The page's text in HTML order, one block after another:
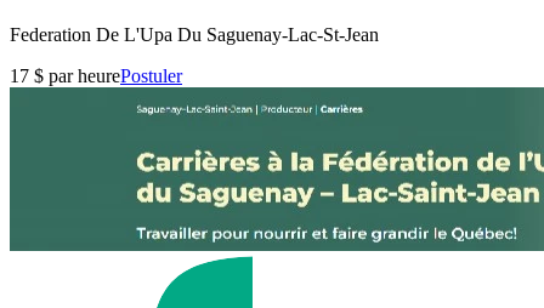
Federation De L'Upa Du Saguenay-Lac-St-Jean
17 $ par heurePostuler